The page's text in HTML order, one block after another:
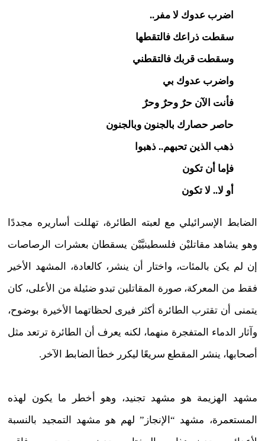
اضرب عدوك لا مفر..
سقطت ذراعك فالتقطها
وسقطت قربك فالتقطني
واضرب عدوك بي
فأنت الآن حرٌ وحرٌ وحرٌ
حاصر حصارك بالجنون وبالجنون
ذهب الذين تحبهم.. ذهبوا
فإما أن تكون
أو لا.. لا تكون
الضابط الإسرائيلي مع لعبته الطائرة، تهللت أساريره مجددًا
وهو يشاهد مقاتليْن فلسطينيَّيْن يسقطان بعشرات الرصاصات
إن لم يكن بالمئات، واختار أن ينشر، كالعادة، المشهد الأخير
فقط من المعركة، صورة المقاتلين تبدو ضئيلة من الأعلى، كان
يتمنى أن تقترب الطائرة أكثر فيرى لحظاتهما الأخيرة بوضوح،
وآثار الدماء المتفجرة منهما، لكنه يعرف أن الطائرة ترتعد مثل
أصحابها، ينشر المقطع سريعًا ليكرر خطأ الضابط الآخر.
مشهد الهزيمة هو مشهد تجنيد، وهو أخطر ما يكون لهذه
المستعمرة، مشهد “الإنجاز” لهم هو مشهد التمجيد بالنسبة